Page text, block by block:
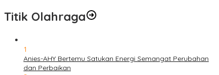
Titik Olahraga
1
Anies-AHY Bertemu Satukan Energi Semangat Perubahan
dan Perbaikan